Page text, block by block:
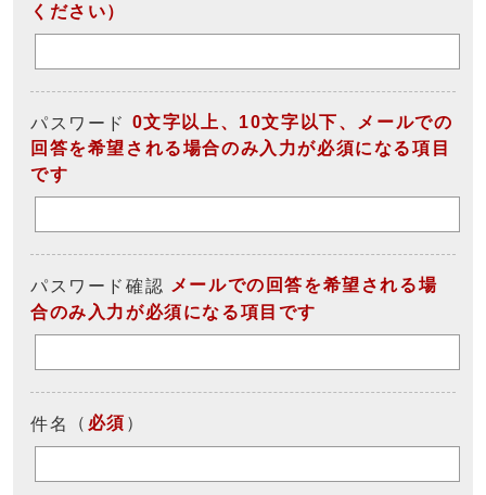
ください）
パスワード 0文字以上、10文字以下、メールでの
回答を希望される場合のみ入力が必須になる項目
です
パスワード確認 メールでの回答を希望される場
合のみ入力が必須になる項目です
件名 （ 必須 ）